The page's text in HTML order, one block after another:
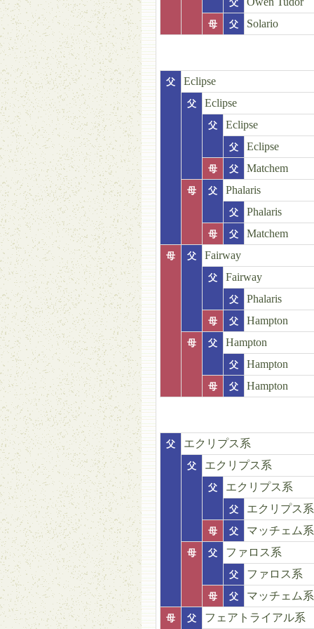
父
母 父 Solario
父 Eclipse
父 Eclipse
父 Eclipse
父 Eclipse
母 父 Matchem
母 父 Phalaris
父 Phalaris
母 父 Matchem
母 父 Fairway
父 Fairway
父 Phalaris
母 父 Hampton
母 父 Hampton
父 Hampton
母 父 Hampton
父 エクリプス系
父 エクリプス系
父 エクリプス系
父 エクリプス系
母 父 マッチェム系
母 父 ファロス系
父 ファロス系
母 父 マッチェム系
母 父 フェアトライアル系